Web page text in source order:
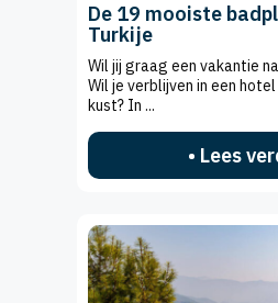
De 19 mooiste
Turkije
Wil jij graag een vakantie
Wil je verblijven in een
kust? In ...
• Lees